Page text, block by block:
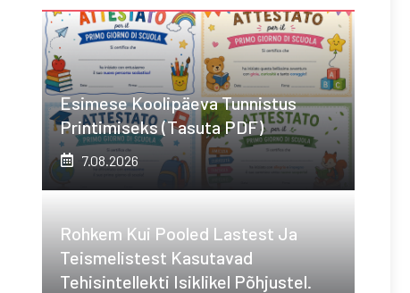
Esimese Koolipäeva Tunnistus
Printimiseks (tasuta PDF)
7.08.2026
Rohkem Kui Pooled Lastest Ja
Teismelistest Kasutavad
Tehisintellekti Isiklikel Põhjustel.